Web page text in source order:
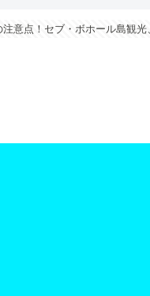
注意点！セブ・ボホール島観